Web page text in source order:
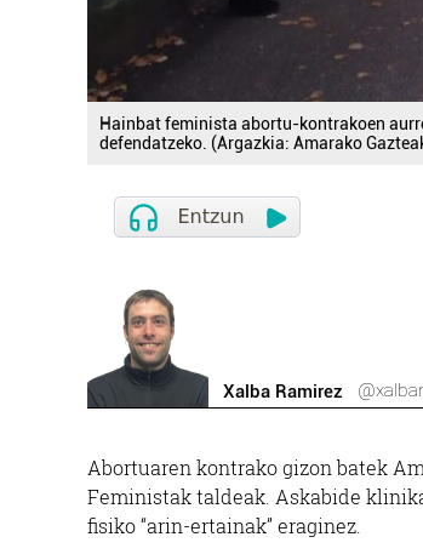
Hainbat feminista abortu-kontrakoen
defendatzeko. (Argazkia: Amarako
Xalba Ramirez
Abortuaren kontrako gizon batek
Feministak taldeak. Askabide
fisiko “arin-ertainak” eraginez.